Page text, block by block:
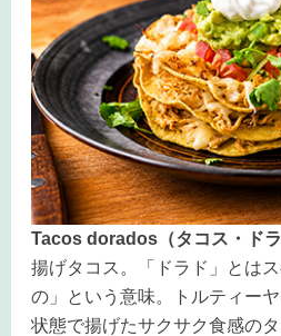
Tacos dorados（タコス・ドラ
揚げタコス。「ドラド」とは
の」という意味。トルティー
状態で揚げたサクサク食感の